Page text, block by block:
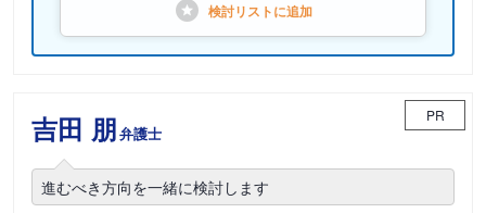
検討リストに追加
吉田 朋弁護士
PR
進むべき方向を一緒に検討します